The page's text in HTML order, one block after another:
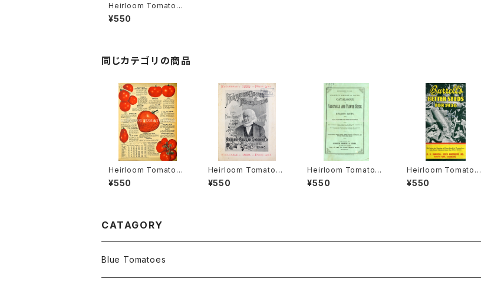
Heirloom Tomato®
Climbing Orange エ
アルーム・トマト・クライ
¥550
同じカテゴリの商品
Heirloom Tomato®
Lemon=Garden Le
mon=Vegetable Ora
¥550
Heirloom Tomato®
Large Round Yellow
=Golden Trophy エ
¥550
Heirloom Tomato®
Large Late エアルー
ム・トマト・ラージ・レイ
¥550
Heirloom Tomato®
Large Gulf State エ
アルーム・トマト・ラー
¥550
CATAGORY
Blue Tomatoes